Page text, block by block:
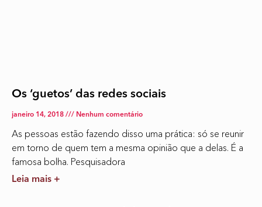
Os ‘guetos’ das redes sociais
janeiro 14, 2018 Nenhum comentário
As pessoas estão fazendo disso uma prática: só se reunir
em torno de quem tem a mesma opinião que a delas. É a
famosa bolha. Pesquisadora
Leia mais +